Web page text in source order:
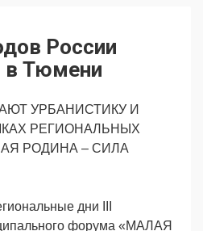
России
в Тюмени
УРБАНИСТИКУ И
РЕГИОНАЛЬНЫХ
РОДИНА – СИЛА
дни III
форума «МАЛАЯ